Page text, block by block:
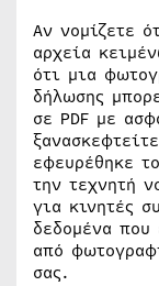
Αν νομίζετε
αρχεία
ότι μια
δήλωσης
σε PDF με
εφευρέθηκε
την τεχνητή
για κινητές
δεδομένα που
από
σας.